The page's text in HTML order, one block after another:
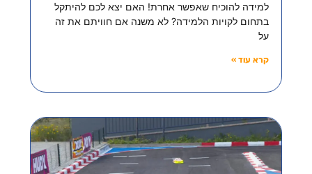
למידה להוכיח שאפשר אחרת! האם יצא לכם להיתקל
בתחום לקויות הלמידה? לא משנה אם חוויתם את זה
על
קרא עוד »